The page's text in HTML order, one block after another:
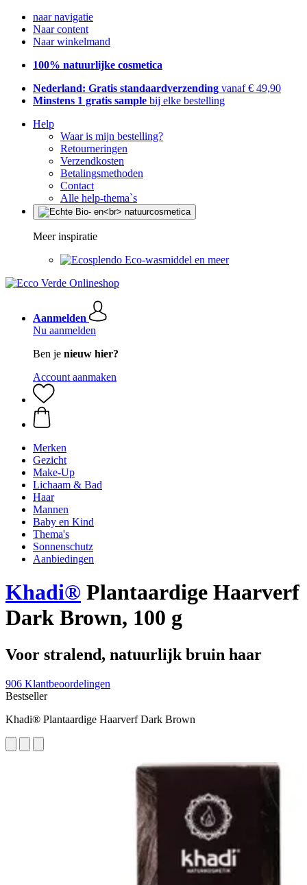
naar navigatie
Naar content
Naar winkelmand
100% natuurlijke cosmetica
Nederland: Gratis standaardverzending vanaf € 49,90
Minstens 1 gratis sample bij elke bestelling
Help
Waar is mijn bestelling?
Retourneringen
Verzendkosten
Betalingsmethoden
Contact
Alle help-thema`s
Meer inspiratie
Eco-wasmiddel en meer
Aanmelden
Nu aanmelden
Ben je nieuw hier?
Account aanmaken
Merken
Gezicht
Make-Up
Lichaam & Bad
Haar
Mannen
Baby en Kind
Thema's
Sonnenschutz
Aanbiedingen
Khadi® Plantaardige Haarverf
Dark Brown, 100 g
Voor stralend, natuurlijk bruin haar
906 Klantbeoordelingen
Bestseller
Khadi® Plantaardige Haarverf Dark Brown